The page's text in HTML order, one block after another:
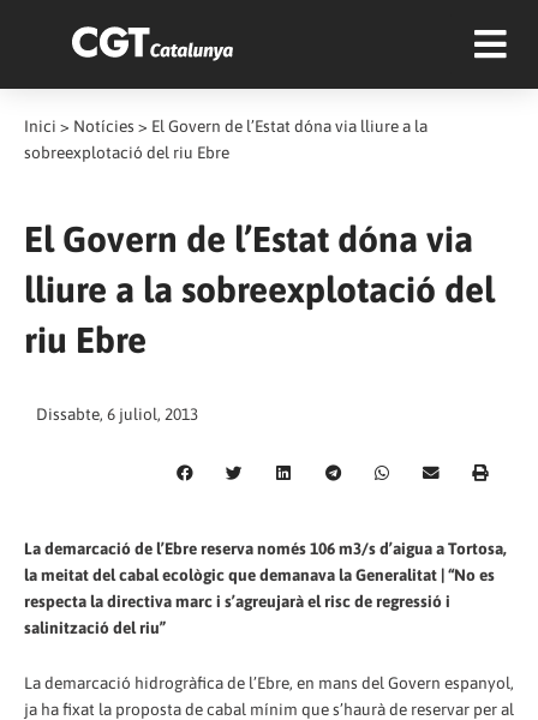
Inici > Notícies > El Govern de l’Estat dóna via lliure a la
sobreexplotació del riu Ebre
El Govern de l’Estat dóna via
lliure a la sobreexplotació del
riu Ebre
Dissabte, 6 juliol, 2013
La demarcació de l’Ebre reserva només 106 m3/s d’aigua a Tortosa,
la meitat del cabal ecològic que demanava la Generalitat | “No es
respecta la directiva marc i s’agreujarà el risc de regressió i
salinització del riu”
La demarcació hidrogràfica de l’Ebre, en mans del Govern espanyol,
ja ha fixat la proposta de cabal mínim que s’haurà de reservar per al